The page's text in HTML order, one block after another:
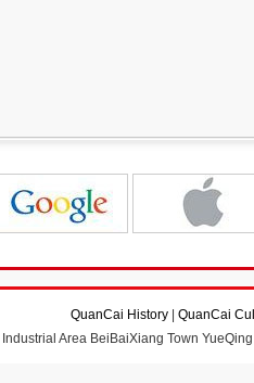
QuanCai History
QuanCai
Area BeiBaiXiang Town